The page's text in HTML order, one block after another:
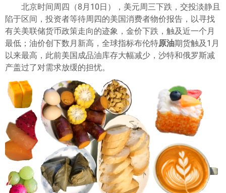
한글
日本語
Tiếng việt
ไทย
北京时间周四（8月10日），美元周三下跌，交投淡静且
陷于区间，投资者等待周四的美国消费者物价报告，以寻找
有关美联储货币政策走向的迹象，金价下跌，触及近一个月
最低；油价创下数月新高，全球指标布伦特原油期货触及1月
以来最高，此前美国成品油库存大幅减少，沙特和俄罗斯减
产盖过了对需求放缓的担忧。